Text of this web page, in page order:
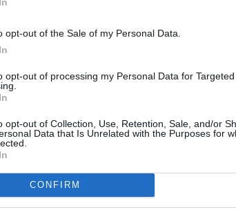
opt-out of the Sale of my Personal Data.
opt-out of processing my Personal Data for Targeted
opt-out of Collection, Use, Retention, Sale, and/or
Data that Is Unrelated with the Purposes for
CONFIRM
Crestacci, Nicola Nocchi, Miriana
Stafida